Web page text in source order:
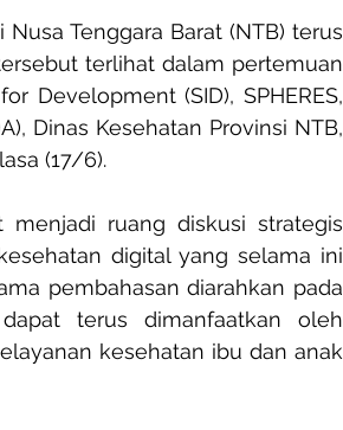
Tenggara Barat (NTB) terus
terlihat dalam pertemuan
Development (SID), SPHERES,
Dinas Kesehatan Provinsi NTB,
(17/6).
ruang diskusi strategis
digital yang selama ini
pembahasan diarahkan pada
terus dimanfaatkan oleh
kesehatan ibu dan anak